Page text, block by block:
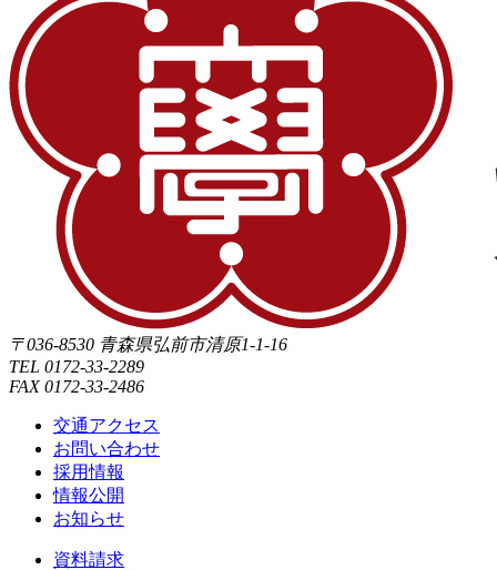
〒036-8530 青森県弘前市清原1-1-16
TEL 0172-33-2289
FAX 0172-33-2486
交通アクセス
お問い合わせ
採用情報
情報公開
お知らせ
資料請求